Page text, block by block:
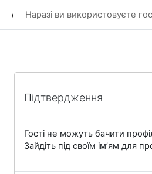
Наразі ви використовуєте
Підтвердження
Гості не можуть бачити
Зайдіть під своїм ім’ям для